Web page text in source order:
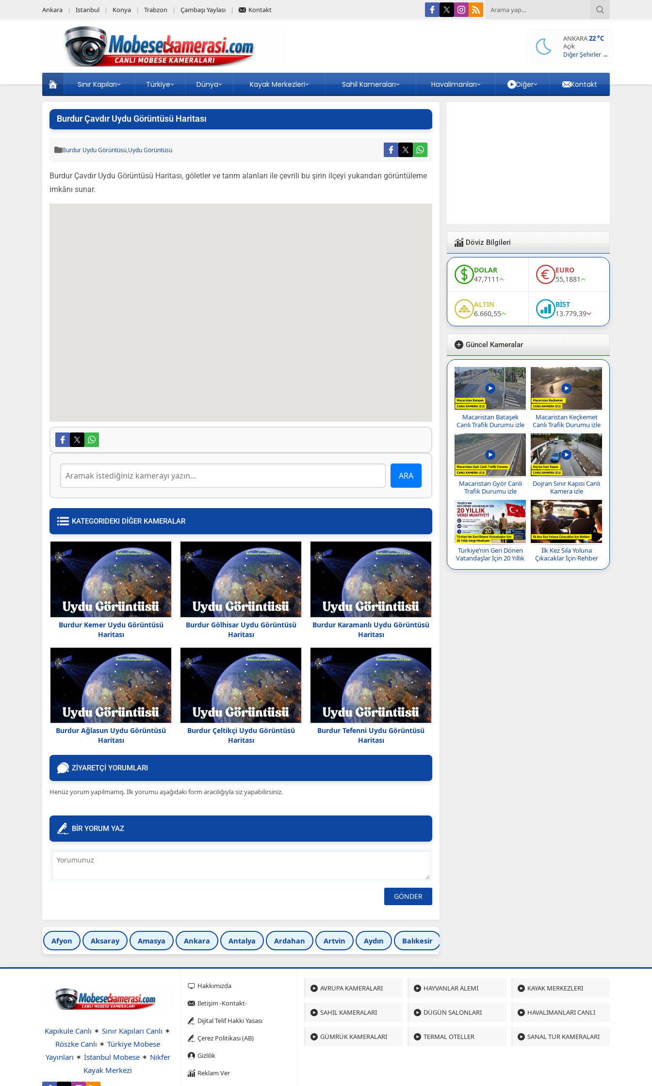
Ankara Istanbul Konya Trabzon Çambaşı Yaylası Kontakt
ANKARA22 °C
Açık
Diğer Şehirler →
Sınır Kapıları Türkiye Dünya Kayak Merkezleri Sahil Kameraları Havalimanları Diğer Kontakt
Burdur Çavdır Uydu Görüntüsü Haritası
Burdur Uydu Görüntüsü,Uydu Görüntüsü
Burdur Çavdır Uydu Görüntüsü Haritası, göletler ve tarım alanları ile çevrili bu şirin ilçeyi yukarıdan görüntüleme
imkânı sunar.
KATEGORIDEKI DİĞER KAMERALAR
Burdur Kemer Uydu Görüntüsü
Haritası
Burdur Gölhisar Uydu Görüntüsü
Haritası
Burdur Karamanlı Uydu Görüntüsü
Haritası
Burdur Ağlasun Uydu Görüntüsü
Haritası
Burdur Çeltikçi Uydu Görüntüsü
Haritası
Burdur Tefenni Uydu Görüntüsü
Haritası
ZİYARETÇİ YORUMLARI
Henüz yorum yapılmamış. İlk yorumu aşağıdaki form aracılığıyla siz yapabilirsiniz.
BİR YORUM YAZ
Afyon Aksaray Amasya Ankara Antalya Ardahan Artvin Aydın Balıkesir
Döviz Bilgileri
DOLAR
47,7111
EURO
55,1881
ALTIN
6.660,55
BİST
13.779,39
Güncel Kameralar
Macaristan Bataşek
Canlı Trafik Durumu izle
Macaristan Keçkemet
Canlı Trafik Durumu izle
Macaristan Györ Canli
Trafik Durumu izle
Dojran Sınır Kapısı Canlı
Kamera izle
Türkiye’nin Geri Dönen
Vatandaşlar İçin 20 Yıllık
İlk Kez Sıla Yoluna
Çıkacaklar İçin Rehber
Kapıkule Canlı ✶ Sınır Kapıları Canlı ✶
Röszke Canlı ✶ Türkiye Mobese
Yayınları ✶ İstanbul Mobese✶ Nikfer
Kayak Merkezi
Hakkımızda
Iletişim -Kontakt-
Dijital Telif Hakki Yasası
Çerez Politikası (AB)
Gizlilik
Reklam Ver
AVRUPA KAMERALARI HAYVANLAR ALEMI KAYAK MERKEZLERI
SAHIL KAMERALARI DÜGÜN SALONLARI HAVALIMANLARI CANLI
GÜMRÜK KAMERALARI TERMAL OTELLER SANAL TUR KAMERALARI